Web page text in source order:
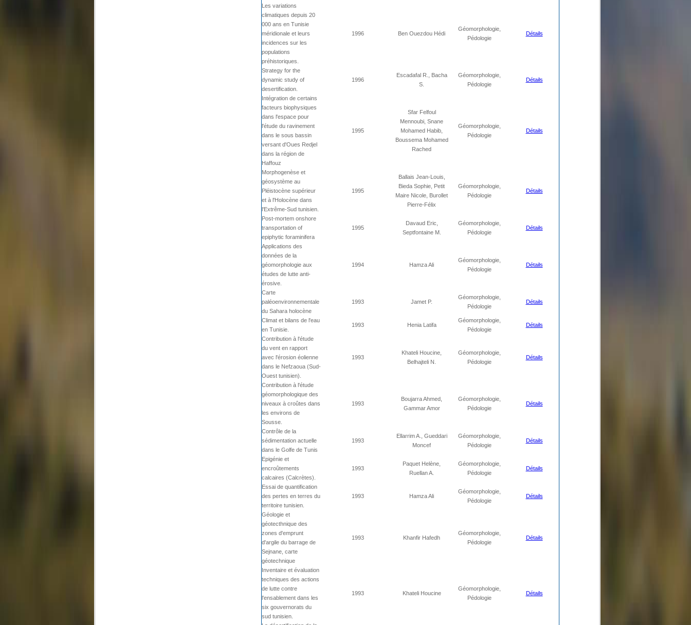
Les variations
climatiques depuis 20
000 ans en Tunisie
méridionale et leurs
incidences sur les
populations
préhistoriques.
1996 Ben Ouezdou Hédi
Géomorphologie,
Pédologie
Détails
Strategy for the
dynamic study of
desertification.
1996
Escadafal R., Bacha
S.
Géomorphologie,
Pédologie
Détails
Intégration de certains
facteurs biophysiques
dans l'espace pour
l'étude du ravinement
dans le sous bassin
versant d'Oues Redjel
dans la région de
Haffouz
1995
Sfar Felfoul
Mennoubi, Snane
Mohamed Habib,
Boussema Mohamed
Rached
Géomorphologie,
Pédologie
Détails
Morphogenèse et
géosystème au
Pléistocène supérieur
et à l'Holocène dans
l'Extrême-Sud tunisien.
1995
Ballais Jean-Louis,
Bieda Sophie, Petit
Maire Nicole, Burollet
Pierre-Félix
Géomorphologie,
Pédologie
Détails
Post-mortem onshore
transportation of
epiphytic foraminifera
1995
Davaud Eric,
Septfontaine M.
Géomorphologie,
Pédologie
Détails
Applications des
données de la
géomorphologie aux
études de lutte anti-
érosive.
1994 Hamza Ali
Géomorphologie,
Pédologie
Détails
Carte
paléoenvironnementale
du Sahara holocène
1993 Jamet P.
Géomorphologie,
Pédologie
Détails
Climat et bilans de l'eau
en Tunisie.
1993 Henia Latifa
Géomorphologie,
Pédologie
Détails
Contribution à l'étude
du vent en rapport
avec l'érosion éolienne
dans le Nefzaoua (Sud-
Ouest tunisien).
1993
Khateli Houcine,
Belhajteli N.
Géomorphologie,
Pédologie
Détails
Contribution à l'étude
géomorphologique des
niveaux à croûtes dans
les environs de
Sousse.
1993
Boujarra Ahmed,
Gammar Amor
Géomorphologie,
Pédologie
Détails
Contrôle de la
sédimentation actuelle
dans le Golfe de Tunis
1993
Ellarrim A., Gueddari
Moncef
Géomorphologie,
Pédologie
Détails
Epigénie et
encroûtements
calcaires (Calcrètes).
1993
Paquet Helène,
Ruellan A.
Géomorphologie,
Pédologie
Détails
Essai de quantification
des pertes en terres du
territoire tunisien.
1993 Hamza Ali
Géomorphologie,
Pédologie
Détails
Géologie et
géotecthnique des
zones d'emprunt
d'argile du barrage de
Sejnane, carte
géotechnique
1993 Khanfir Hafedh
Géomorphologie,
Pédologie
Détails
Inventaire et évaluation
techniques des actions
de lutte contre
l'ensablement dans les
six gouvernorats du
sud tunisien.
1993 Khateli Houcine
Géomorphologie,
Pédologie
Détails